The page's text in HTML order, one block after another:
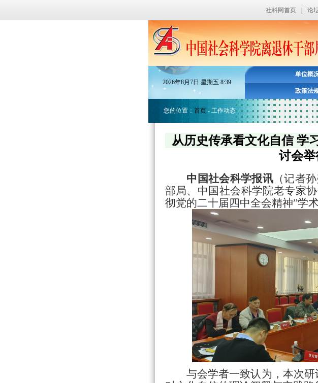
社科网首页 论
2026年8月 7日 星期五 8:39
单位概
政策法
您的位置： 首页 - 工作动态
从历史传承看文化自信 学
讨会举
中国社会科学报讯（记者孙
部局、中国社会科学院老专家
彻党的二十届四中全会精神”学
与会学者一致认为，本次